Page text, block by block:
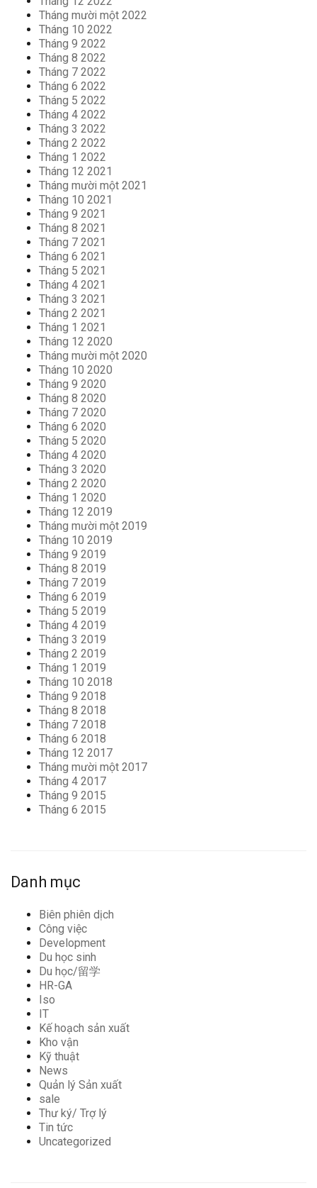
Tháng mười một 2022
Tháng 10 2022
Tháng 9 2022
Tháng 8 2022
Tháng 7 2022
Tháng 6 2022
Tháng 5 2022
Tháng 4 2022
Tháng 3 2022
Tháng 2 2022
Tháng 1 2022
Tháng 12 2021
Tháng mười một 2021
Tháng 10 2021
Tháng 9 2021
Tháng 8 2021
Tháng 7 2021
Tháng 6 2021
Tháng 5 2021
Tháng 4 2021
Tháng 3 2021
Tháng 2 2021
Tháng 1 2021
Tháng 12 2020
Tháng mười một 2020
Tháng 10 2020
Tháng 9 2020
Tháng 8 2020
Tháng 7 2020
Tháng 6 2020
Tháng 5 2020
Tháng 4 2020
Tháng 3 2020
Tháng 2 2020
Tháng 1 2020
Tháng 12 2019
Tháng mười một 2019
Tháng 10 2019
Tháng 9 2019
Tháng 8 2019
Tháng 7 2019
Tháng 6 2019
Tháng 5 2019
Tháng 4 2019
Tháng 3 2019
Tháng 2 2019
Tháng 1 2019
Tháng 10 2018
Tháng 9 2018
Tháng 8 2018
Tháng 7 2018
Tháng 6 2018
Tháng 12 2017
Tháng mười một 2017
Tháng 4 2017
Tháng 9 2015
Tháng 6 2015
Danh mục
Biên phiên dịch
Công việc
Development
Du học sinh
Du học/留学
HR-GA
Iso
IT
Kế hoạch sản xuất
Kho vận
Kỹ thuật
News
Quản lý Sản xuất
sale
Thư ký/ Trợ lý
Tin tức
Uncategorized